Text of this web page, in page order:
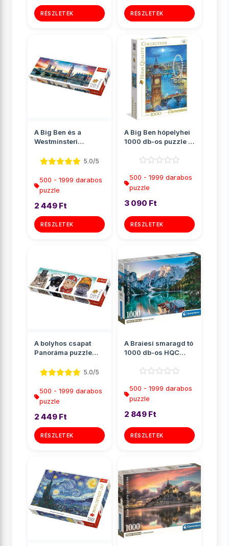
RÉSZLETEK RÉSZLETEK
A Big Ben és a
Westminsteri
Panoráma puz...5.0/5
500 - 1999 darabos
puzzle
2 449 Ft
RÉSZLETEK
A Big Ben hópelyhei
1000 db-os puzzle -
500 - 1999 darabos
puzzle
3 090 Ft
RÉSZLETEK
A bolyhos csapat
Panoráma puzzle
5.0/5
500 - 1999 darabos
puzzle
2 449 Ft
RÉSZLETEK
A Braiesi smaragd tó
1000 db-os HQC
Cle...
500 - 1999 darabos
puzzle
2 849 Ft
RÉSZLETEK